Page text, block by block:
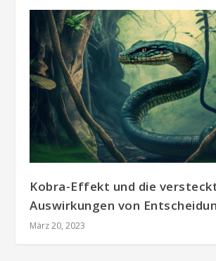
Kobra-Effekt und die
Auswirkungen von
März 20, 2023